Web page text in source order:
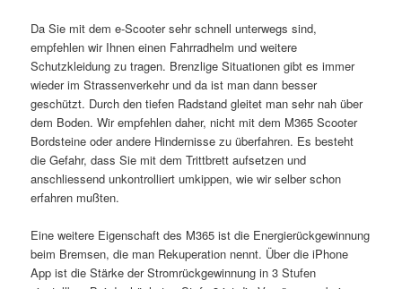
Da Sie mit dem e-Scooter sehr schnell unterwegs sind,
empfehlen wir Ihnen einen Fahrradhelm und weitere
Schutzkleidung zu tragen. Brenzlige Situationen gibt es immer
wieder im Strassenverkehr und da ist man dann besser
geschützt. Durch den tiefen Radstand gleitet man sehr nah über
dem Boden. Wir empfehlen daher, nicht mit dem M365 Scooter
Bordsteine oder andere Hindernisse zu überfahren. Es besteht
die Gefahr, dass Sie mit dem Trittbrett aufsetzen und
anschliessend unkontrolliert umkippen, wie wir selber schon
erfahren mußten.
Eine weitere Eigenschaft des M365 ist die Energierückgewinnung
beim Bremsen, die man Rekuperation nennt. Über die iPhone
App ist die Stärke der Stromrückgewinnung in 3 Stufen